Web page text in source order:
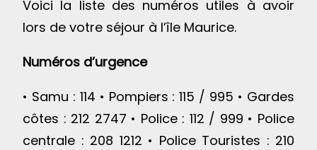
Voici la liste des numéros utiles à avoir
lors de votre séjour à l’île Maurice.
Numéros d’urgence
• Samu : 114 • Pompiers : 115 / 995 • Gardes
côtes : 212 2747 • Police : 112 / 999 • Police
centrale : 208 1212 • Police Touristes : 210